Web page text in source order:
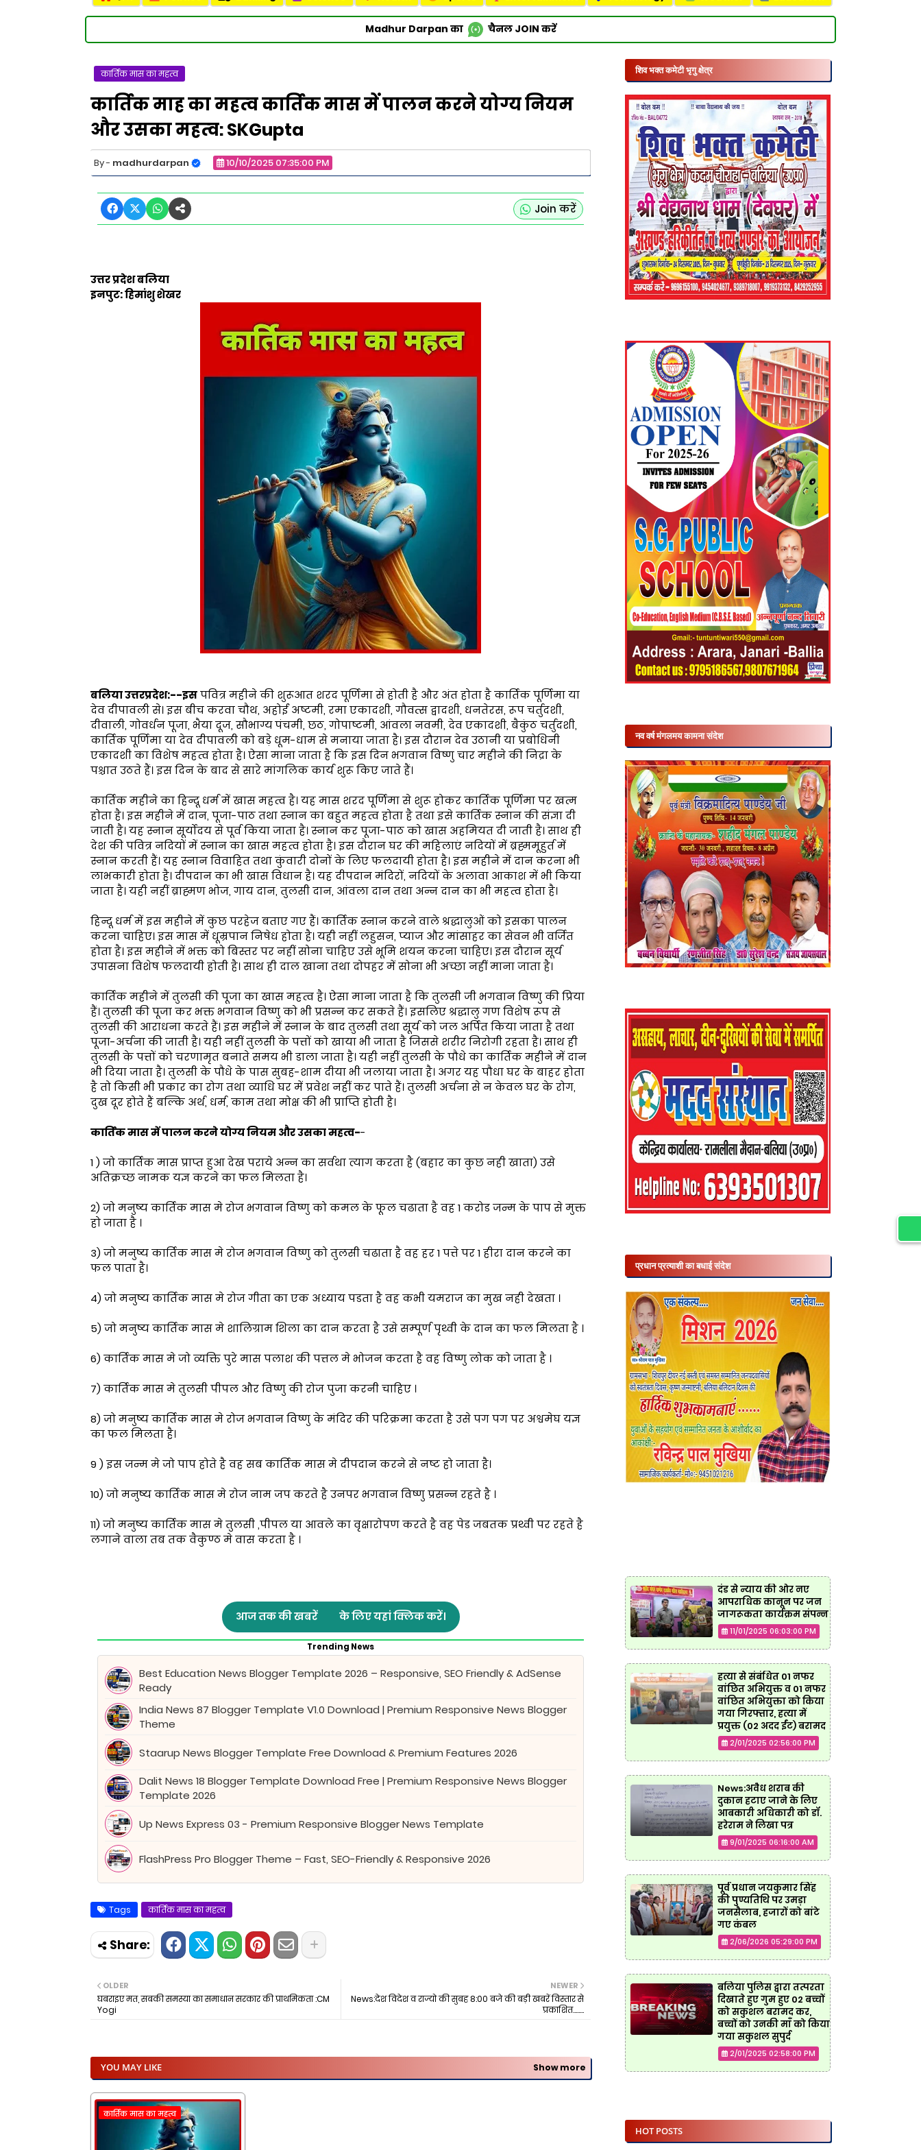
Madhur Darpan का चैनल JOIN करें
कार्तिक मास का महत्व
कार्तिक माह का महत्व कार्तिक मास में पालन करने योग्य नियम
और उसका महत्व: SKGupta
madhurdarpan 10/10/2025 07:35:00 PM
Join करें
उत्तर प्रदेश बलिया
इनपुट: हिमांशु शेखर
बलिया उत्तरप्रदेश:--इसपवित्र महीने की शुरूआत शरद पूर्णिमा से होती है और अंत होता है कार्तिक पूर्णिमा या
देव दीपावली से। इस बीच करवा चौथ, अहोई अष्टमी, रमा एकादशी, गौवत्स द्वादशी, धनतेरस, रूप चर्तुदशी,
दीवाली, गोवर्धन पूजा, भैया दूज, सौभाग्य पंचमी, छठ, गोपाष्टमी, आंवला नवमी, देव एकादशी, बैकुंठ चर्तुदशी,
कार्तिक पूर्णिमा या देव दीपावली को बड़े धूम-धाम से मनाया जाता है। इस दौरान देव उठानी या प्रबोधिनी
एकादशी का विशेष महत्व होता है। ऐसा माना जाता है कि इस दिन भगवान विष्णु चार महीने की निद्रा के
पश्चात उठते हैं। इस दिन के बाद से सारे मांगलिक कार्य शुरू किए जाते हैं।
कार्तिक महीने का हिन्दू धर्म में खास महत्व है। यह मास शरद पूर्णिमा से शुरू होकर कार्तिक पूर्णिमा पर खत्म
होता है। इस महीने में दान, पूजा-पाठ तथा स्नान का बहुत महत्व होता है तथा इसे कार्तिक स्नान की संज्ञा दी
जाती है। यह स्नान सूर्योदय से पूर्व किया जाता है। स्नान कर पूजा-पाठ को खास अहमियत दी जाती है। साथ ही
देश की पवित्र नदियों में स्नान का खास महत्व होता है। इस दौरान घर की महिलाएं नदियों में ब्रह्ममूहुर्त में
स्नान करती हैं। यह स्नान विवाहित तथा कुंवारी दोनों के लिए फलदायी होता है। इस महीने में दान करना भी
लाभकारी होता है। दीपदान का भी खास विधान है। यह दीपदान मंदिरों, नदियों के अलावा आकाश में भी किया
जाता है। यही नहीं ब्राह्मण भोज, गाय दान, तुलसी दान, आंवला दान तथा अन्न दान का भी महत्व होता है।
हिन्दू धर्म में इस महीने में कुछ परहेज बताए गए हैं। कार्तिक स्नान करने वाले श्रद्धालुओं को इसका पालन
करना चाहिए। इस मास में धूम्रपान निषेध होता है। यही नहीं लहुसन, प्याज और मांसाहर का सेवन भी वर्जित
होता है। इस महीने में भक्त को बिस्तर पर नहीं सोना चाहिए उसे भूमि शयन करना चाहिए। इस दौरान सूर्य
उपासना विशेष फलदायी होती है। साथ ही दाल खाना तथा दोपहर में सोना भी अच्छा नहीं माना जाता है।
कार्तिक महीने में तुलसी की पूजा का खास महत्व है। ऐसा माना जाता है कि तुलसी जी भगवान विष्णु की प्रिया
हैं। तुलसी की पूजा कर भक्त भगवान विष्णु को भी प्रसन्न कर सकते हैं। इसलिए श्रद्धालु गण विशेष रूप से
तुलसी की आराधना करते हैं। इस महीने में स्नान के बाद तुलसी तथा सूर्य को जल अर्पित किया जाता है तथा
पूजा-अर्चना की जाती है। यही नहीं तुलसी के पत्तों को खाया भी जाता है जिससे शरीर निरोगी रहता है। साथ ही
तुलसी के पत्तों को चरणामृत बनाते समय भी डाला जाता है। यही नहीं तुलसी के पौधे का कार्तिक महीने में दान
भी दिया जाता है। तुलसी के पौधे के पास सुबह-शाम दीया भी जलाया जाता है। अगर यह पौधा घर के बाहर होता
है तो किसी भी प्रकार का रोग तथा व्याधि घर में प्रवेश नहीं कर पाते हैं। तुलसी अर्चना से न केवल घर के रोग,
दुख दूर होते हैं बल्कि अर्थ, धर्म, काम तथा मोक्ष की भी प्राप्ति होती है।
कार्तिक मास में पालन करने योग्य नियम और उसका महत्व--
1 ) जो कार्तिक मास प्राप्त हुआ देख पराये अन्न का सर्वथा त्याग करता है (बहार का कुछ नही खाता) उसे
अतिक्रच्छ नामक यज्ञ करने का फल मिलता है।
2) जो मनुष्य कार्तिक मास मे रोज भगवान विष्णु को कमल के फूल चढाता है वह 1 करोड जन्म के पाप से मुक्त
हो जाता है ।
3) जो मनुष्य कार्तिक मास मे रोज भगवान विष्णु को तुलसी चढाता है वह हर 1 पत्ते पर 1 हीरा दान करने का
फल पाता है।
4) जो मनुष्य कार्तिक मास मे रोज गीता का एक अध्याय पडता है वह कभी यमराज का मुख नही देखता ।
5) जो मनुष्य कार्तिक मास मे शालिग्राम शिला का दान करता है उसे सम्पूर्ण पृथ्वी के दान का फल मिलता है ।
6) कार्तिक मास मे जो व्यक्ति पुरे मास पलाश की पत्तल मे भोजन करता है वह विष्णु लोक को जाता है ।
7) कार्तिक मास मे तुलसी पीपल और विष्णु की रोज पुजा करनी चाहिए ।
8) जो मनुष्य कार्तिक मास मे रोज भगवान विष्णु के मंदिर की परिक्रमा करता है उसे पग पग पर अश्वमेघ यज्ञ
का फल मिलता है।
9 ) इस जन्म मे जो पाप होते है वह सब कार्तिक मास मे दीपदान करने से नष्ट हो जाता है।
10) जो मनुष्य कार्तिक मास मे रोज नाम जप करते है उनपर भगवान विष्णु प्रसन्न रहते है ।
11) जो मनुष्य कार्तिक मास मे तुलसी ,पीपल या आवले का वृक्षारोपण करते है वह पेड जबतक प्रथ्वी पर रहते है
लगाने वाला तब तक वैकुण्ठ मे वास करता है ।
आज तक की खबरें के लिए यहां क्लिक करें।
Trending News
Best Education News Blogger Template 2026 – Responsive, SEO Friendly & AdSense
Ready
India News 87 Blogger Template V1.0 Download | Premium Responsive News Blogger
Theme
Staarup News Blogger Template Free Download & Premium Features 2026
Dalit News 18 Blogger Template Download Free | Premium Responsive News Blogger
Template 2026
Up News Express 03 - Premium Responsive Blogger News Template
FlashPress Pro Blogger Theme – Fast, SEO-Friendly & Responsive 2026
Tags कार्तिक मास का महत्व
NEWER
News:देश विदेश व राज्यो की सुबह 8:00 बजे की बड़ी खबरें विस्तार से
प्रकाशित........
OLDER
घबराइए मत, सबकी समस्या का समाधान सरकार की प्राथमिकता :CM
Yogi
YOU MAY LIKE Show more
कार्तिक मास का महत्व
शिव भक्त कमेटी भृगु क्षेत्र
नव वर्ष मंगलमय कामना संदेश
प्रधान प्रत्याशी का बधाई संदेश
दंड से न्याय की ओर नए
आपराधिक कानून पर जन
जागरूकता कार्यक्रम संपन्न
11/01/2025 06:03:00 PM
हत्या से संबंधित 01 नफर
वांछित अभियुक्त व 01 नफर
वांछित अभियुक्ता को किया
गया गिरफ्तार, हत्या में
प्रयुक्त (02 अदद ईंट) बरामद
2/01/2025 02:56:00 PM
News:अवैध शराब की
दुकान हटाए जाने के लिए
आबकारी अधिकारी को डॉ.
हरेराम ने लिखा पत्र
9/01/2025 06:16:00 AM
पूर्व प्रधान जयकुमार सिंह
की पुण्यतिथि पर उमड़ा
जनसैलाब, हजारों को बांटे
गए कंबल
2/06/2026 05:29:00 PM
बलिया पुलिस द्वारा तत्परता
दिखाते हुए गुम हुए 02 बच्चों
को सकुशल बरामद कर,
बच्चों को उनकी माँ को किया
गया सकुशल सुपुर्द
2/01/2025 02:58:00 PM
HOT POSTS